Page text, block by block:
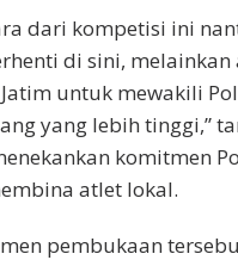
dari kompetisi ini
di sini,
untuk mewakili
yang lebih tinggi,”
komitmen
atlet lokal.
pembukaan